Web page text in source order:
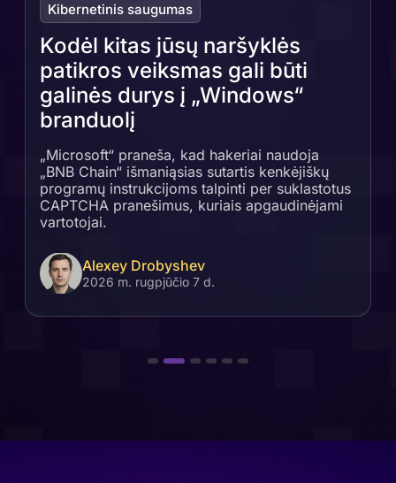
Kibernetinis saugumas
Kodėl kitas jūsų naršyklės
patikros veiksmas gali būti
galinės durys į „Windows“
branduolį
„Microsoft“ praneša, kad hakeriai naudoja
„BNB Chain“ išmaniąsias sutartis kenkėjiškų
programų instrukcijoms talpinti per suklastotus
CAPTCHA pranešimus, kuriais apgaudinėjami
vartotojai.
Alexey Drobyshev
2026 m. rugpjūčio 7 d.